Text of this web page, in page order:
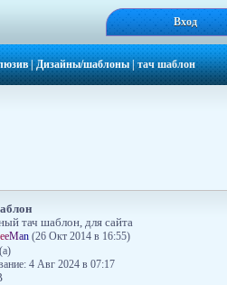
Вход
|Дизайны/шаблоны|тач шаблон
тач шаблон, для сайта
eeMan (26 Окт 2014 в 16:55)
4 Авг 2024 в 07:17